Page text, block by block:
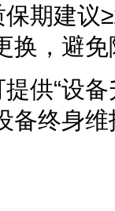
期建议
换，避
供“设
备终身